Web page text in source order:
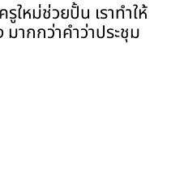
ใหม่ช่วยปั้น เราทำให้
ากกว่าคำว่าประชุม